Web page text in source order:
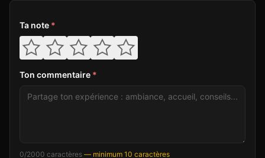
Ta note *
Ton commentaire *
0/2000 caractères — minimum 10 caractères